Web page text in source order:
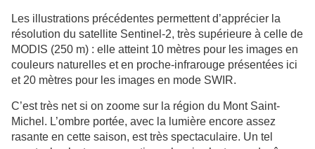
Les illustrations précédentes permettent d’apprécier la
résolution du satellite Sentinel-2, très supérieure à celle de
MODIS (250 m) : elle atteint 10 mètres pour les images en
couleurs naturelles et en proche-infrarouge présentées ici
et 20 mètres pour les images en mode SWIR.
C’est très net si on zoome sur la région du Mont Saint-
Michel. L’ombre portée, avec la lumière encore assez
rasante en cette saison, est très spectaculaire. Un tel